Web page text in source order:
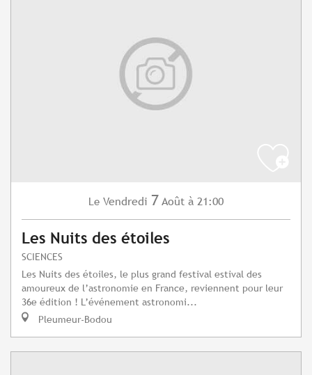
Le Vendredi 7 Août à 21:00
Les Nuits des étoiles
SCIENCES
Les Nuits des étoiles, le plus grand festival estival des
amoureux de l’astronomie en France, reviennent pour leur
36e édition ! L’événement astronomi...
Pleumeur-Bodou